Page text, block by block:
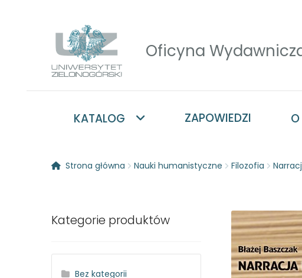
Przejdź
do
nawigacji
Przejdź
do
treści
KATALOG ZAPOWIEDZI
Strona główna Nauki humanistyczne Filozofia
Kategorie produktów
Bez kategorii